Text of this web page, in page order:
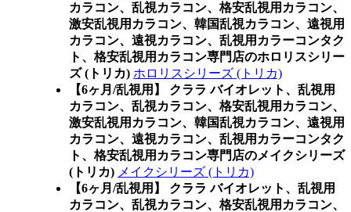
カラコン、乱視カラコン、格安乱視用カラコン、
激安乱視用カラコン、韓国乱視カラコン、遠視用
カラコン、遠視カラコン、乱視用カラーコンタク
ト、格安乱視用カラコン専門店のホロリスシリー
ズ (トリカ) ホロリスシリーズ (トリカ)
【6ヶ月/乱視用】 クララ バイオレット、乱視用
カラコン、乱視カラコン、格安乱視用カラコン、
激安乱視用カラコン、韓国乱視カラコン、遠視用
カラコン、遠視カラコン、乱視用カラーコンタク
ト、格安乱視用カラコン専門店のメイクシリーズ
(トリカ) メイクシリーズ (トリカ)
【6ヶ月/乱視用】 クララ バイオレット、乱視用
カラコン、乱視カラコン、格安乱視用カラコン、